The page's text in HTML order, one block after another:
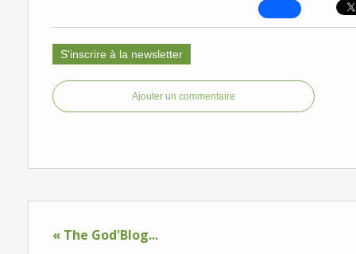
S'inscrire à la newsletter
Ajouter un commentaire
« The God'Blog...